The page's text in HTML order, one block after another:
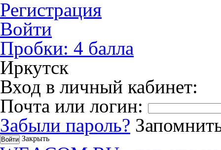
Регистрация
Войти
Пробки: 4 балла
Иркутск
Вход в личный кабинет:
Почта или логин:
Забыли пароль?
Закрыть